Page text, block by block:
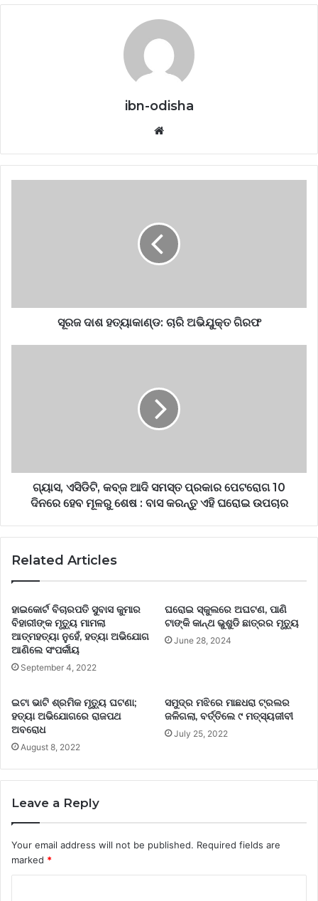
ibn-odisha
Website
ସୂରଜ ଦାଶ ହତ୍ୟାକାଣ୍ଡ: ଚାରି ଅଭିଯୁକ୍ତ ଗିରଫ
ଗ୍ୟାସ, ଏସିଡିଟି, କବ୍ଜ ଆଦି ସମସ୍ତ ପ୍ରକାର ପେଟରୋଗ 10
ଦିନରେ ହେବ ମୂଳରୁ ଶେଷ : ବାସ କରନ୍ତୁ ଏହି ଘରୋଇ ଉପଚାର
Related Articles
ହାଇକୋର୍ଟ ବିଚାରପତି ସୁବାସ କୁମାର
ବିହାରୀଙ୍କ ମୃତ୍ୟୁ ମାମଲା
ଆତ୍ମହତ୍ୟା ନୁହେଁ, ହତ୍ୟା ଅଭିଯୋଗ
ଆଣିଲେ ସଂପର୍କୀୟ
September 4, 2022
ଘରୋଇ ସ୍କୁଲରେ ଅଘଟଣ, ପାଣି
ଟାଙ୍କି କାନ୍ଥ ଭୁଶୁଡି ଛାତ୍ରର ମୃତ୍ୟୁ
June 28, 2024
ଇଟା ଭାଟି ଶ୍ରମିକ ମୃତ୍ୟୁ ଘଟଣା;
ହତ୍ୟା ଅଭିଯୋଗରେ ରାଜପଥ
ଅବରୋଧ
August 8, 2022
ସମୁଦ୍ର ମଝିରେ ମାଛଧରା ଟ୍ରଲର
ଜଳିଗଲା, ବର୍ତ୍ତିଲେ ୯ ମତ୍ସ୍ୟଜୀବୀ
July 25, 2022
Leave a Reply
Your email address will not be published. Required fields are
marked *